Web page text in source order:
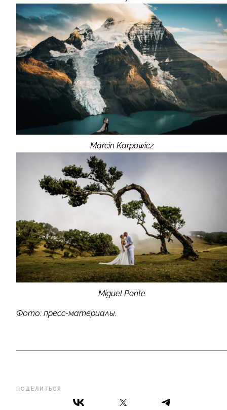
ПОДЕЛИТЬСЯ
Marcin Karpowicz
Miguel Ponte
Фото: пресс-материалы.